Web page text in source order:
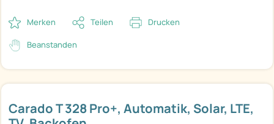
Carado T 328 Pro+, Automatik, Solar, LTE,
Merken Teilen Drucken
Beanstanden